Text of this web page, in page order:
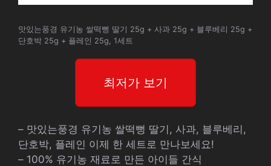
맛있는풍경 유기농 쌀떡뻥 딸기 25g + 사과 25g + 블루베리 25g +
단호박 25g + 플레인 25g, 1세트
최저가 보기
– 맛있는풍경 유기농 쌀떡뻥 딸기, 사과, 블루베리,
단호박, 플레인 이제 한 세트로 만나보세요!
– 100% 유기농 재료로 만든 아이들 간식